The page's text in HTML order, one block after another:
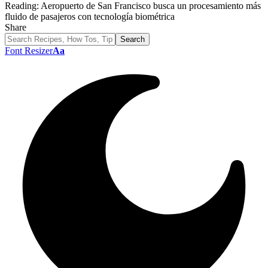
Reading: Aeropuerto de San Francisco busca un procesamiento más
fluido de pasajeros con tecnología biométrica
Share
Font ResizerAa